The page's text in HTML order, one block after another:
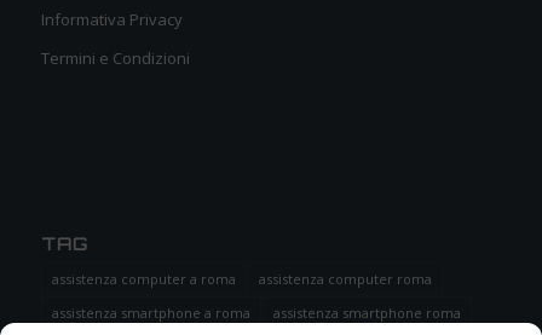
Informativa Privacy
Termini e Condizioni
TAG
assistenza computer a roma
assistenza computer roma
assistenza smartphone a roma
assistenza smartphone roma